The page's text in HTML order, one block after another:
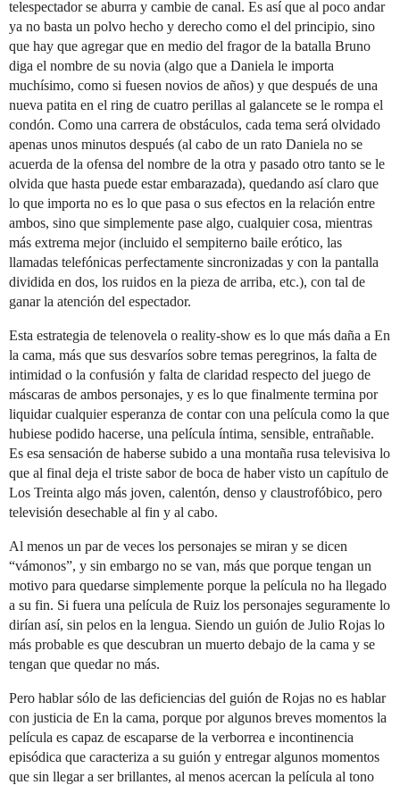
telespectador se aburra y cambie de canal. Es así que al poco andar
ya no basta un polvo hecho y derecho como el del principio, sino
que hay que agregar que en medio del fragor de la batalla Bruno
diga el nombre de su novia (algo que a Daniela le importa
muchísimo, como si fuesen novios de años) y que después de una
nueva patita en el ring de cuatro perillas al galancete se le rompa el
condón. Como una carrera de obstáculos, cada tema será olvidado
apenas unos minutos después (al cabo de un rato Daniela no se
acuerda de la ofensa del nombre de la otra y pasado otro tanto se le
olvida que hasta puede estar embarazada), quedando así claro que
lo que importa no es lo que pasa o sus efectos en la relación entre
ambos, sino que simplemente pase algo, cualquier cosa, mientras
más extrema mejor (incluido el sempiterno baile erótico, las
llamadas telefónicas perfectamente sincronizadas y con la pantalla
dividida en dos, los ruidos en la pieza de arriba, etc.), con tal de
ganar la atención del espectador.
Esta estrategia de telenovela o reality-show es lo que más daña a En
la cama, más que sus desvaríos sobre temas peregrinos, la falta de
intimidad o la confusión y falta de claridad respecto del juego de
máscaras de ambos personajes, y es lo que finalmente termina por
liquidar cualquier esperanza de contar con una película como la que
hubiese podido hacerse, una película íntima, sensible, entrañable.
Es esa sensación de haberse subido a una montaña rusa televisiva lo
que al final deja el triste sabor de boca de haber visto un capítulo de
Los Treinta algo más joven, calentón, denso y claustrofóbico, pero
televisión desechable al fin y al cabo.
Al menos un par de veces los personajes se miran y se dicen
“vámonos”, y sin embargo no se van, más que porque tengan un
motivo para quedarse simplemente porque la película no ha llegado
a su fin. Si fuera una película de Ruiz los personajes seguramente lo
dirían así, sin pelos en la lengua. Siendo un guión de Julio Rojas lo
más probable es que descubran un muerto debajo de la cama y se
tengan que quedar no más.
Pero hablar sólo de las deficiencias del guión de Rojas no es hablar
con justicia de En la cama, porque por algunos breves momentos la
película es capaz de escaparse de la verborrea e incontinencia
episódica que caracteriza a su guión y entregar algunos momentos
que sin llegar a ser brillantes, al menos acercan la película al tono